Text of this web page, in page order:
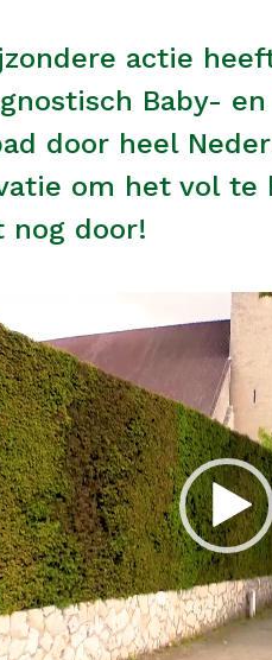
actie
Baby-
door heel
om het vol te
door!